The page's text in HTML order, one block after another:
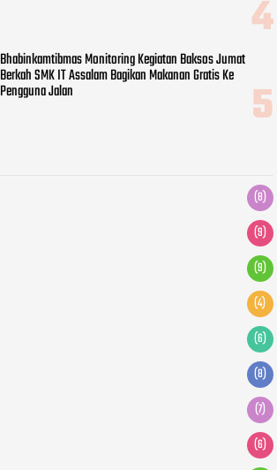
Bhabinkamtibmas Monitoring Kegiatan Baksos Jumat
Berkah SMK IT Assalam Bagikan Makanan Gratis Ke
Pengguna Jalan
(8)
(9)
(9)
(4)
(6)
(8)
(7)
(6)